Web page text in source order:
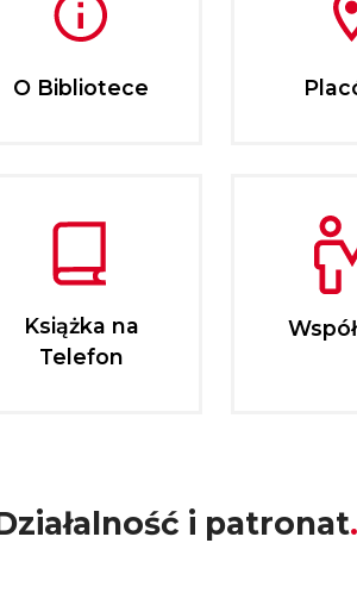
O Bibliotece
Książka na
Telefon
i patronat